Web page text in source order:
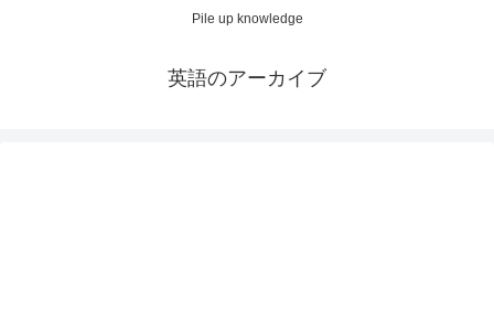
Pile up knowledge
英語のアーカイブ